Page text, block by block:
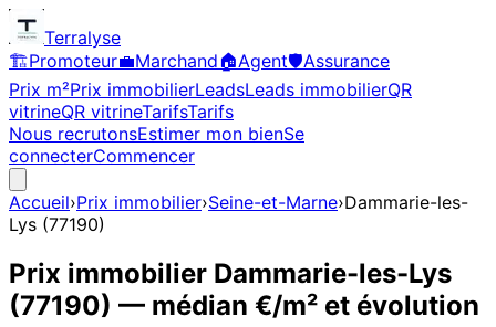
Terralyse
🏗️Promoteur💼Marchand🏠Agent🛡️Assurance
Prix m²Prix immobilierLeadsLeads immobilierQR
vitrineQR vitrineTarifsTarifs
Nous recrutonsEstimer mon bienSe
connecterCommencer
Accueil›Prix immobilier›Seine-et-Marne›Dammarie-les-
Lys (77190)
Prix immobilier Dammarie-les-Lys
(77190) — médian €/m² et évolution